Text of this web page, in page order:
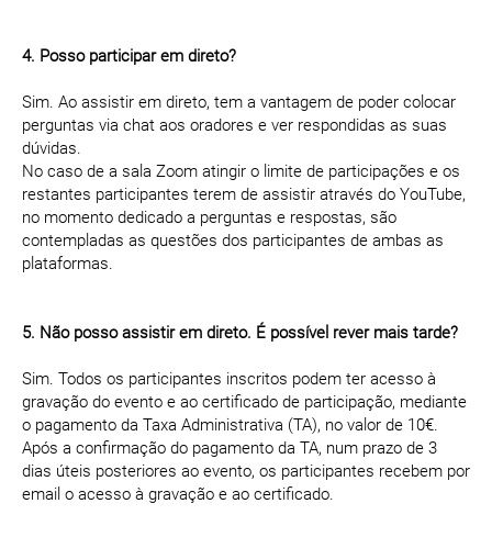
4. Posso participar em direto?
Sim. Ao assistir em direto, tem a vantagem de poder colocar
perguntas via chat aos oradores e ver respondidas as suas
dúvidas.
No caso de a sala Zoom atingir o limite de participações e os
restantes participantes terem de assistir através do YouTube,
no momento dedicado a perguntas e respostas, são
contempladas as questões dos participantes de ambas as
plataformas.
5. Não posso assistir em direto. É possível rever mais tarde?
Sim. Todos os participantes inscritos podem ter acesso à
gravação do evento e ao certificado de participação, mediante
o pagamento da Taxa Administrativa (TA), no valor de 10€.
Após a confirmação do pagamento da TA, num prazo de 3
dias úteis posteriores ao evento, os participantes recebem por
email o acesso à gravação e ao certificado.